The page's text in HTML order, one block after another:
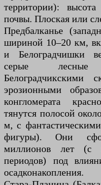
территории):
почвы. Плоская или
Предбалканье
шириной 10–20 км,
и Белоградчишки
серые
эрозионными
конгломерата
тянутся полосой
м, с
фигуры). Они
миллионов лет (с
периодов) под
осадконакопления.